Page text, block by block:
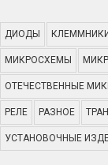
ДИОДЫ КЛЕММНИКИ
МИКРОСХЕМЫ
ОТЕЧЕСТВЕННЫЕ
РЕЛЕ РАЗНОЕ
УСТАНОВОЧНЫЕ